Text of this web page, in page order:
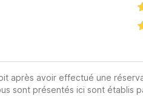
après avoir effectué une
sont présentés ici sont établis